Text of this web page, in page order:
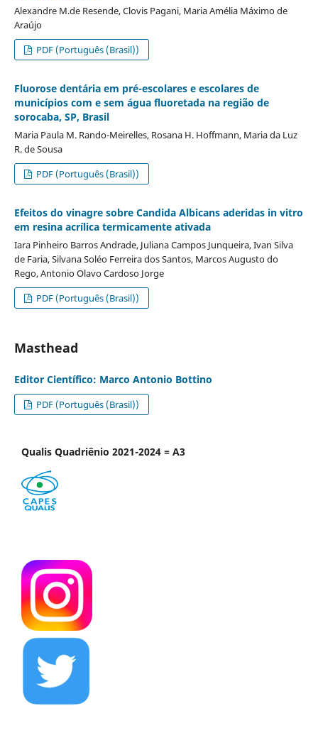
Alexandre M.de Resende, Clovis Pagani, Maria Amélia Máximo de
Araújo
PDF (Português (Brasil))
Fluorose dentária em pré-escolares e escolares de
municípios com e sem água fluoretada na região de
sorocaba, SP, Brasil
Maria Paula M. Rando-Meirelles, Rosana H. Hoffmann, Maria da Luz
R. de Sousa
PDF (Português (Brasil))
Efeitos do vinagre sobre Candida Albicans aderidas in vitro
em resina acrílica termicamente ativada
Iara Pinheiro Barros Andrade, Juliana Campos Junqueira, Ivan Silva
de Faria, Silvana Soléo Ferreira dos Santos, Marcos Augusto do
Rego, Antonio Olavo Cardoso Jorge
PDF (Português (Brasil))
Masthead
Editor Científico: Marco Antonio Bottino
PDF (Português (Brasil))
Qualis Quadriênio 2021-2024 = A3